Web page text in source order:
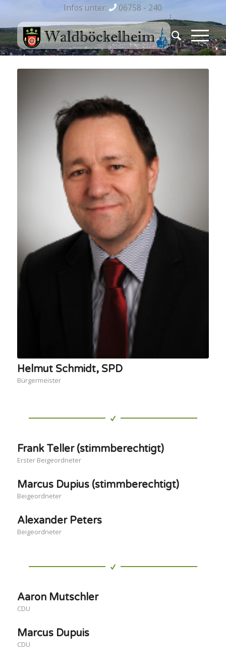
Infos unter: 06758 - 240
Helmut Schmidt, SPD
Bürgermeister
Frank Teller (stimmberechtigt)
Erster Beigeordneter
Marcus Dupius (stimmberechtigt)
Beigeordneter
Alexander Peters
Beigeordneter
Aaron Mutschler
CDU
Marcus Dupuis
CDU